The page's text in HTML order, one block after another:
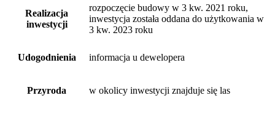
Realizacja
inwestycji
rozpoczęcie budowy w 3 kw. 2021 roku,
inwestycja została oddana do użytkowania w
3 kw. 2023 roku
Udogodnienia informacja u dewelopera
Przyroda w okolicy inwestycji znajduje się las